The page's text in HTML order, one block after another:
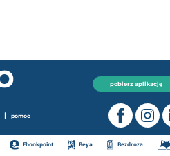
pobierz aplikację
| pomoc
Ebookpoint Beya Bezdroza